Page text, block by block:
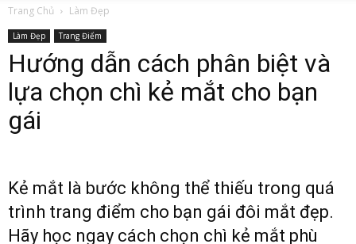
Trang Chủ Làm Đẹp
Làm Đẹp Trang Điểm
Hướng dẫn cách phân biệt và
lựa chọn chì kẻ mắt cho bạn
gái
Kẻ mắt là bước không thể thiếu trong quá
trình trang điểm cho bạn gái đôi mắt đẹp.
Hãy học ngay cách chọn chì kẻ mắt phù